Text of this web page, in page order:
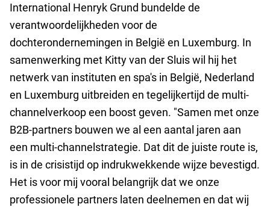
International Henryk Grund bundelde de
verantwoordelijkheden voor de
dochterondernemingen in België en Luxemburg. In
samenwerking met Kitty van der Sluis wil hij het
netwerk van instituten en spa's in België, Nederland
en Luxemburg uitbreiden en tegelijkertijd de multi-
channelverkoop een boost geven. "Samen met onze
B2B-partners bouwen we al een aantal jaren aan
een multi-channelstrategie. Dat dit de juiste route is,
is in de crisistijd op indrukwekkende wijze bevestigd.
Het is voor mij vooral belangrijk dat we onze
professionele partners laten deelnemen en dat wij